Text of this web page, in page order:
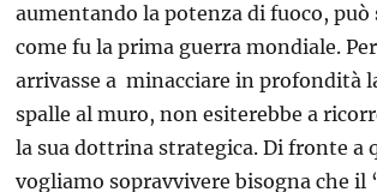
aumentando la potenza di fuoco, può
come fu la prima guerra mondiale.
arrivasse a minacciare in profondità
spalle al muro, non esiterebbe a
la sua dottrina strategica. Di fronte a
vogliamo sopravvivere bisogna che